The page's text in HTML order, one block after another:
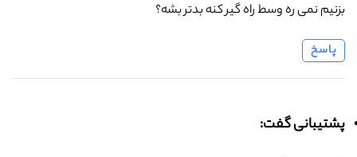
بزنیم نمی ره وسط راه گیر کنه بدتر بشه؟
پاسخ
پشتیبانی گفت: